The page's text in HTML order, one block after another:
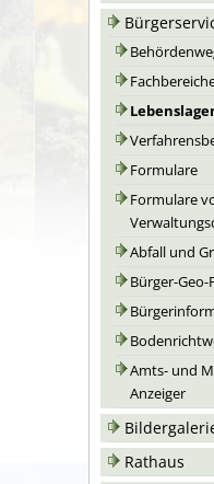
Formulare
Formulare
Abfall und
Bürger-
Amts- und
Anzeiger
Rathaus